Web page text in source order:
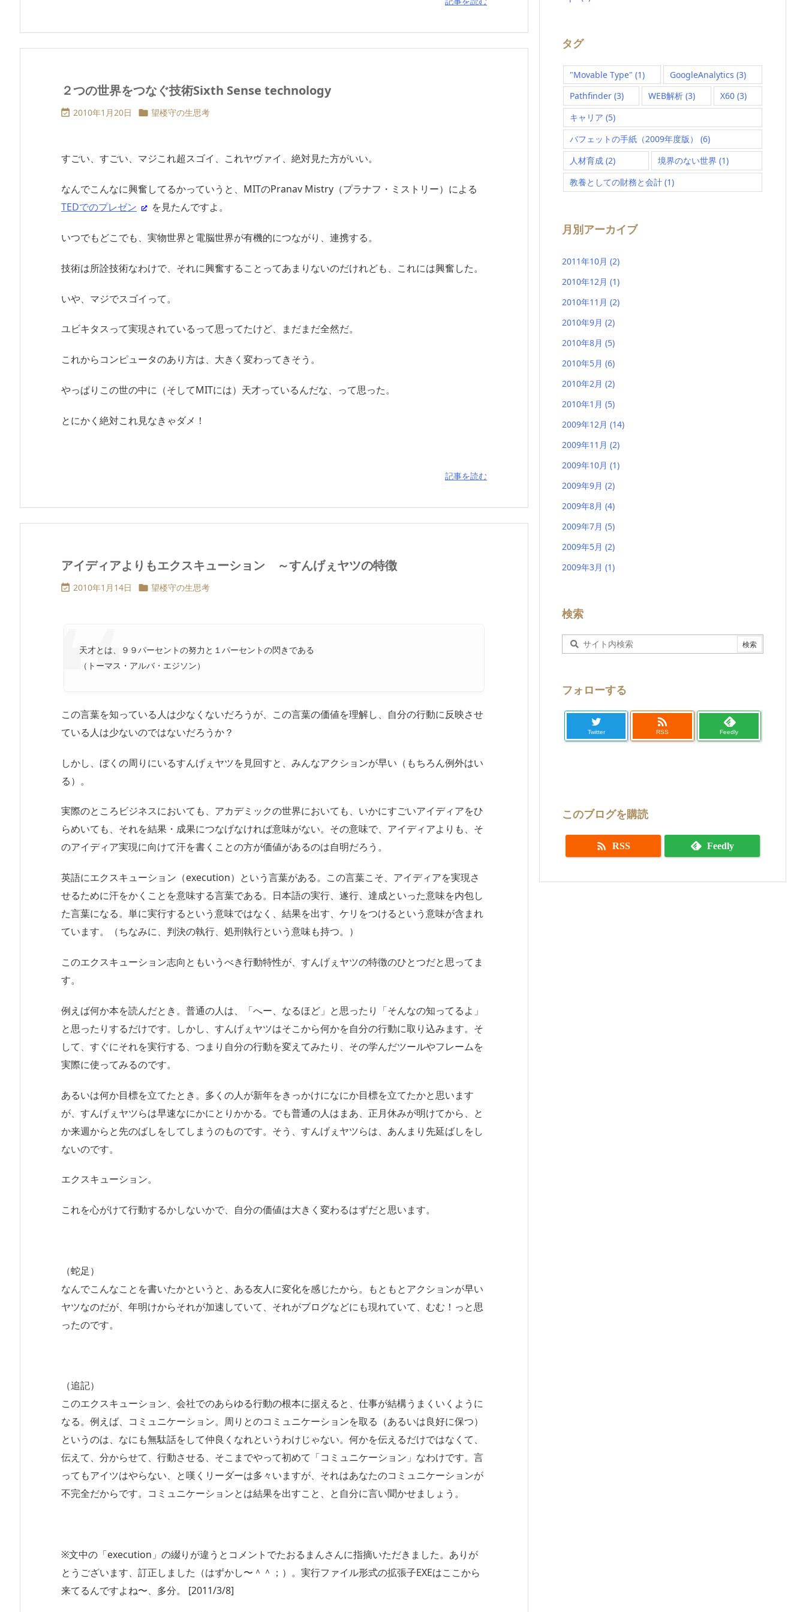
２つの世界をつなぐ技術Sixth Sense technology
 2010年1月20日  望楼守の生思考
すごい、すごい、マジこれ超スゴイ、これヤヴァイ、絶対見た方がいい。
なんでこんなに興奮してるかっていうと、MITのPranav Mistry（プラナフ・ミストリー）による
TEDでのプレゼン
を見たんですよ。
いつでもどこでも、実物世界と電脳世界が有機的につながり、連携する。
技術は所詮技術なわけで、それに興奮することってあまりないのだけれども、これには興奮した。
いや、マジでスゴイって。
ユビキタスって実現されているって思ってたけど、まだまだ全然だ。
これからコンピュータのあり方は、大きく変わってきそう。
やっぱりこの世の中に（そしてMITには）天才っているんだな、って思った。
とにかく絶対これ見なきゃダメ！
記事を読む
アイディアよりもエクスキューション ～すんげぇヤツの特徴
 2010年1月14日  望楼守の生思考
天才とは、９９パーセントの努力と１パーセントの閃きである
（トーマス・アルバ・エジソン）
この言葉を知っている人は少なくないだろうが、この言葉の価値を理解し、自分の行動に反映させ
ている人は少ないのではないだろうか？
しかし、ぼくの周りにいるすんげぇヤツを見回すと、みんなアクションが早い（もちろん例外はい
る）。
実際のところビジネスにおいても、アカデミックの世界においても、いかにすごいアイディアをひ
らめいても、それを結果・成果につなげなければ意味がない。その意味で、アイディアよりも、そ
のアイディア実現に向けて汗を書くことの方が価値があるのは自明だろう。
英語にエクスキューション（execution）という言葉がある。この言葉こそ、アイディアを実現さ
せるために汗をかくことを意味する言葉である。日本語の実行、遂行、達成といった意味を内包し
た言葉になる。単に実行するという意味ではなく、結果を出す、ケリをつけるという意味が含まれ
ています。（ちなみに、判決の執行、処刑執行という意味も持つ。）
このエクスキューション志向ともいうべき行動特性が、すんげぇヤツの特徴のひとつだと思ってま
す。
例えば何か本を読んだとき。普通の人は、「へー、なるほど」と思ったり「そんなの知ってるよ」
と思ったりするだけです。しかし、すんげぇヤツはそこから何かを自分の行動に取り込みます。そ
して、すぐにそれを実行する、つまり自分の行動を変えてみたり、その学んだツールやフレームを
実際に使ってみるのです。
あるいは何か目標を立てたとき。多くの人が新年をきっかけになにか目標を立てたかと思います
が、すんげぇヤツらは早速なにかにとりかかる。でも普通の人はまあ、正月休みが明けてから、と
か来週からと先のばしをしてしまうのものです。そう、すんげぇヤツらは、あんまり先延ばしをし
ないのです。
エクスキューション。
これを心がけて行動するかしないかで、自分の価値は大きく変わるはずだと思います。
（蛇足）
なんでこんなことを書いたかというと、ある友人に変化を感じたから。もともとアクションが早い
ヤツなのだが、年明けからそれが加速していて、それがブログなどにも現れていて、むむ！っと思
ったのです。
（追記）
このエクスキューション、会社でのあらゆる行動の根本に据えると、仕事が結構うまくいくように
なる。例えば、コミュニケーション。周りとのコミュニケーションを取る（あるいは良好に保つ）
というのは、なにも無駄話をして仲良くなれというわけじゃない。何かを伝えるだけではなくて、
伝えて、分からせて、行動させる、そこまでやって初めて「コミュニケーション」なわけです。言
ってもアイツはやらない、と嘆くリーダーは多々いますが、それはあなたのコミュニケーションが
不完全だからです。コミュニケーションとは結果を出すこと、と自分に言い聞かせましょう。
※文中の「execution」の綴りが違うとコメントでたおるまんさんに指摘いただきました。ありが
とうございます、訂正しました（はずかし〜＾＾；）。実行ファイル形式の拡張子EXEはここから
来てるんですよね〜、多分。 [2011/3/8]
タグ
"Movable Type" (1) GoogleAnalytics (3)
Pathfinder (3) WEB解析 (3) X60(3)
キャリア (5)
バフェットの手紙（2009年度版）
(6)
人材育成 (2) 境界のない世界 (1)
教養としての財務と会計 (1)
月別アーカイブ
2011年10月 (2)
2010年12月 (1)
2010年11月 (2)
2010年9月 (2)
2010年8月 (5)
2010年5月 (6)
2010年2月 (2)
2010年1月 (5)
2009年12月 (14)
2009年11月 (2)
2009年10月 (1)
2009年9月 (2)
2009年8月 (4)
2009年7月 (5)
2009年5月 (2)
2009年3月 (1)
検索
フォローする
Twitter

RSS Feedly
このブログを購読
 RSS Feedly